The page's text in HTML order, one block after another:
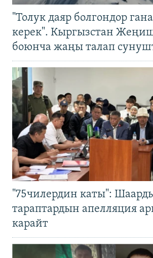
"Толук даяр болгондор
керек". Кыргызстан
боюнча жаңы талап
"75чилердин каты":
тараптардын апелляция
карайт